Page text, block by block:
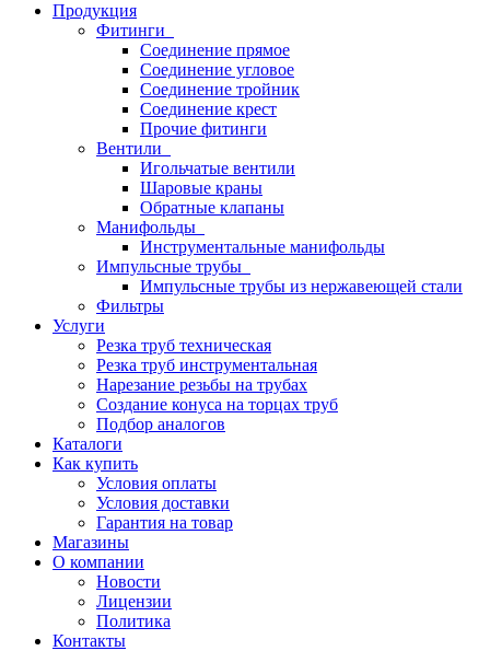
Продукция
Фитинги
Соединение прямое
Соединение угловое
Соединение тройник
Соединение крест
Прочие фитинги
Вентили
Игольчатые вентили
Шаровые краны
Обратные клапаны
Манифольды
Инструментальные манифольды
Импульсные трубы
Импульсные трубы из нержавеющей стали
Фильтры
Услуги
Резка труб техническая
Резка труб инструментальная
Нарезание резьбы на трубах
Создание конуса на торцах труб
Подбор аналогов
Каталоги
Как купить
Условия оплаты
Условия доставки
Гарантия на товар
Магазины
О компании
Новости
Лицензии
Политика
Контакты